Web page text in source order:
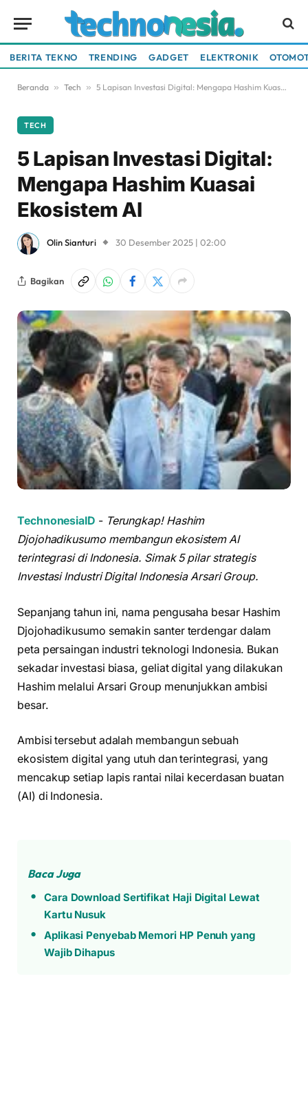
BERITA TEKNO TRENDING GADGET ELEKTRONIK
Beranda » Tech » 5 Lapisan Investasi Digital: Mengapa Hashim Kuasai Ekosistem AI
TECH
5 Lapisan Investasi Digital:
Mengapa Hashim Kuasai
Ekosistem AI
Olin Sianturi 30 Desember 2025 | 02:00
Bagikan
TechnonesiaID - Terungkap! Hashim
Djojohadikusumo membangun ekosistem AI
terintegrasi di Indonesia. Simak 5 pilar strategis
Investasi Industri Digital Indonesia Arsari Group.
Sepanjang tahun ini, nama pengusaha besar Hashim
Djojohadikusumo semakin santer terdengar dalam
peta persaingan industri teknologi Indonesia. Bukan
sekadar investasi biasa, geliat digital yang dilakukan
Hashim melalui Arsari Group menunjukkan ambisi
besar.
Ambisi tersebut adalah membangun sebuah
ekosistem digital yang utuh dan terintegrasi, yang
mencakup setiap lapis rantai nilai kecerdasan buatan
(AI) di Indonesia.
Baca Juga
Cara Download Sertifikat Haji Digital Lewat
Kartu Nusuk
Aplikasi Penyebab Memori HP Penuh yang
Wajib Dihapus